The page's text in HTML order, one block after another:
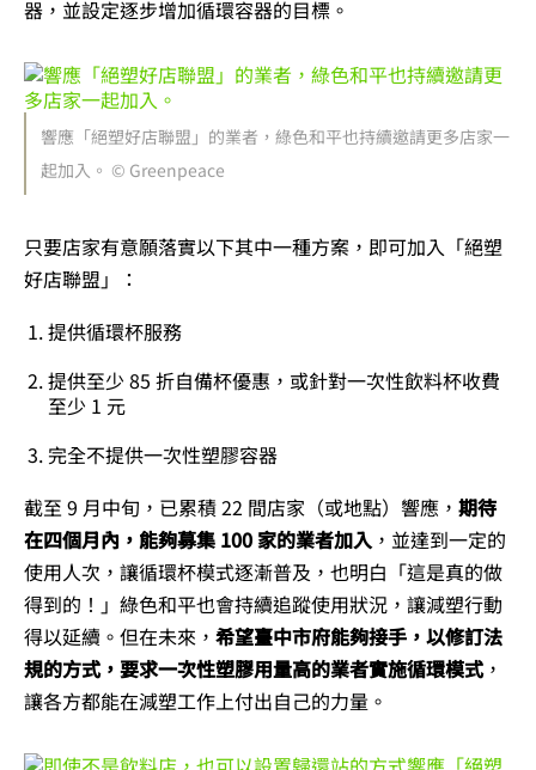
器，並設定逐步增加循環容器的目標。
響應「絕塑好店聯盟」的業者，綠色和平也持續邀請更多店家一
起加入。 © Greenpeace
只要店家有意願落實以下其中一種方案，即可加入「絕塑
好店聯盟」：
提供循環杯服務
提供至少 85 折自備杯優惠，或針對一次性飲料杯收費
至少 1 元
完全不提供一次性塑膠容器
截至 9 月中旬，已累積 22 間店家（或地點）響應， 期待
在四個月內，能夠募集 100 家的業者加入 ，並達到一定的
使用人次，讓循環杯模式逐漸普及，也明白「這是真的做
得到的！」綠色和平也會持續追蹤使用狀況，讓減塑行動
得以延續。但在未來， 希望臺中市府能夠接手，以修訂法
規的方式，要求一次性塑膠用量高的業者實施循環模式，
讓各方都能在減塑工作上付出自己的力量。